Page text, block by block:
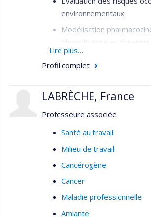
environnementaux
Modélisation
physiologique et
cellulaire
Études sur les modes
Toxicologie des
(nanotoxicologie et
Lire plus…
Profil complet
LABRÈCHE, France
Professeure associée
Santé au travail
Milieu de travail
Cancérogène
Cancer
Maladie professionnelle
Amiante